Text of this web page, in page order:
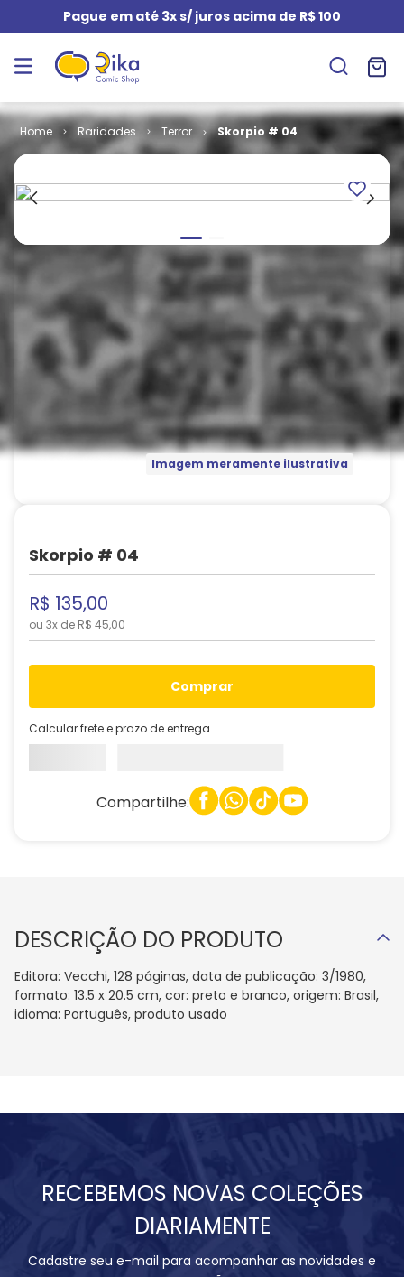
Pague em até 3x s/ juros acima de R$ 100
Raridades Terror Skorpio # 04
Imagem meramente ilustrativa
Skorpio # 04
R$ 135,00
ou 3x de R$ 45,00
comprar
Calcular frete e prazo de entrega
Compartilhe:
DESCRIÇÃO DO PRODUTO
Editora: Vecchi, 128 páginas, data de publicação: 3/1980,
formato: 13.5 x 20.5 cm, cor: preto e branco, origem: Brasil,
idioma: Português, produto usado
RECEBEMOS NOVAS COLEÇÕES
DIARIAMENTE
Cadastre seu e-mail para acompanhar as novidades e